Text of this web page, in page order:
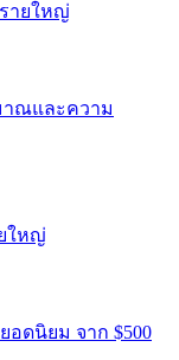
รายใหญ่
าณและความ
ใหญ่
อดนิยม จาก $500